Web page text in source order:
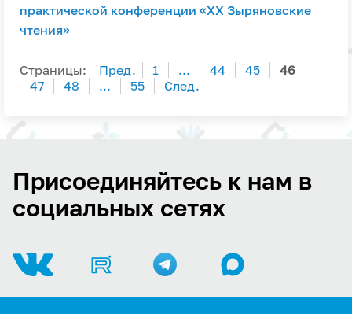
практической конференции «XX Зыряновские
чтения»
Страницы: Пред. 1 ... 44 45
46
47
48 ... 55 След.
Присоединяйтесь к нам в
социальных сетях